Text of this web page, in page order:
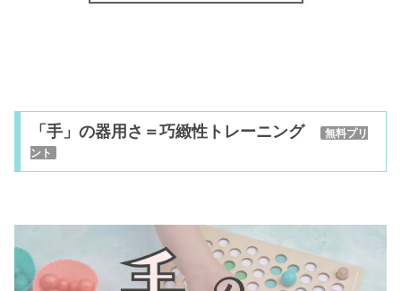
「手」の器用さ＝巧緻性トレーニング
無料プリ
ント